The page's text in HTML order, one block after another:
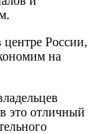
центре России,
на
это отличный